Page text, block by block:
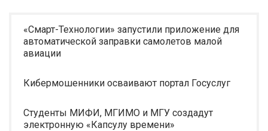
«Смарт-Технологии» запустили приложение для
автоматической заправки самолетов малой
авиации
Кибермошенники осваивают портал Госуслуг
Студенты МИФИ, МГИМО и МГУ создадут
электронную «Капсулу времени»